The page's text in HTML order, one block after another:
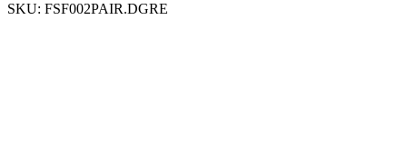
SKU: FSF002PAIR.DGRE